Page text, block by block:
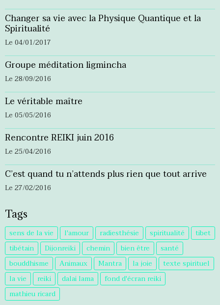
Changer sa vie avec la Physique Quantique et la
Spiritualité
Le 04/01/2017
Groupe méditation ligmincha
Le 28/09/2016
Le véritable maître
Le 05/05/2016
Rencontre REIKI juin 2016
Le 25/04/2016
C’est quand tu n’attends plus rien que tout arrive
Le 27/02/2016
Tags
sens de la vie l'amour radiesthésie spiritualité
tibet
tibétain
Dijonreiki chemin bien être
santé
bouddhisme
Animaux Mantra la joie
texte spirituel
la vie
reiki dalai lama
fond d'écran reiki
mathieu ricard